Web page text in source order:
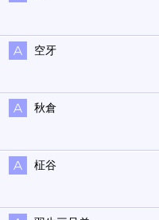
空牙
秋倉
柾谷